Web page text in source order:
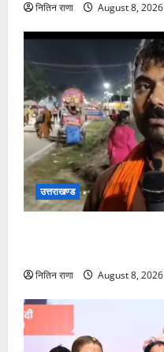
नितिन राणा August 8, 2026
उत्तराखण्ड
नितिन राणा August 8, 2026